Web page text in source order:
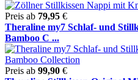
Preis ab 79,95 €
Theraline my7 Schlaf- und
Bamboo C ...
Preis ab 99,90 €